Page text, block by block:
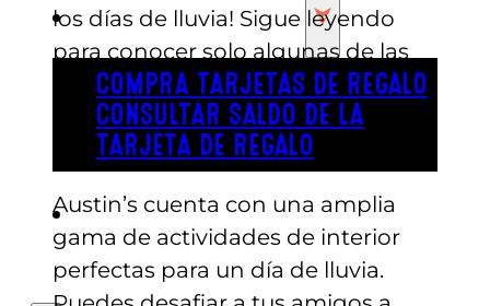
TARJETAS DE REGALO
COMPRA TARJETAS DE REGALO
CONSULTAR SALDO DE LA
TARJETA DE REGALO
ENGLISH
los días de lluvia! Sigue leyendo
para conocer solo algunas de las
razones por las que visitar Austin’s
en un día lluvioso puede ser una
experiencia fantástica.
Austin’s cuenta con una amplia
gama de actividades de interior
perfectas para un día de lluvia.